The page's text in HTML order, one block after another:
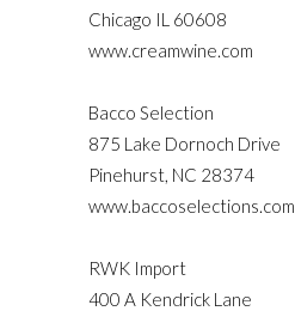
Chicago IL 60608
www.creamwine.com
Bacco Selection
875 Lake Dornoch Drive
Pinehurst, NC 28374
www.baccoselections.com
RWK Import
400 A Kendrick Lane